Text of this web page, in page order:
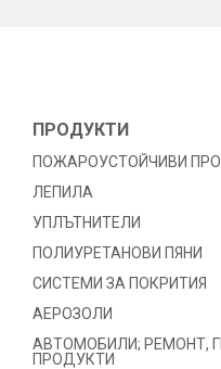
ПРОДУКТИ
ПОЖАРОУСТОЙЧИВИ
ЛЕПИЛА
УПЛЪТНИТЕЛИ
ПОЛИУРЕТАНОВИ ПЯНИ
СИСТЕМИ ЗА ПОКРИТИЯ
АЕРОЗОЛИ
АВТОМОБИЛИ; РЕМОНТ,
ПРОДУКТИ